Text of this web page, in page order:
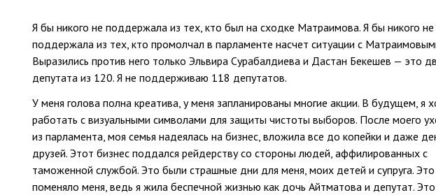
Я бы никого не поддержала из тех, кто был на сходке Матраимова. Я бы никого не
поддержала из тех, кто промолчал в парламенте насчет ситуации с
Выразились против него только Эльвира Сурабалдиева и Дастан Бекешев — это
депутата из 120. Я не поддерживаю 118 депутатов.
У меня голова полна креатива, у меня запланированы многие акции. В будущем, я
работать с визуальными символами для защиты чистоты выборов. После моего
из парламента, моя семья надеялась на бизнес, вложила все до копейки и даже
друзей. Этот бизнес поддался рейдерству со стороны людей, аффилированных с
таможенной службой. Это были страшные дни для меня, моих детей и супруга. Это
поменяло меня, ведь я жила беспечной жизнью как дочь Айтматова и депутат. Это